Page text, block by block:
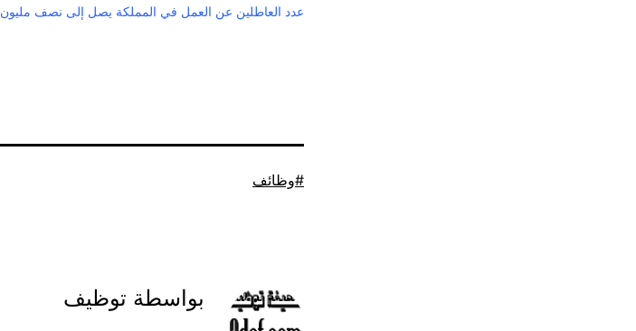
عدد العاطلين عن العمل في المملكة يصل إلى نصف مليون
موسوم
وظائف
بواسطة توظيف